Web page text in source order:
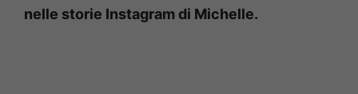
nelle storie Instagram di Michelle.